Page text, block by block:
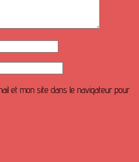
et mon site dans le navigateur pour